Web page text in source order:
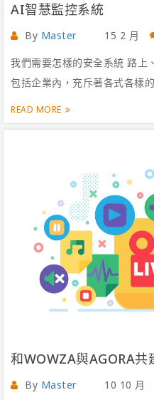
AI智慧監控系統
By Master 15 2 月
我們需要怎樣的安全系統 路上
包括企業內，充斥著各式各樣
READ MORE
和WOWZA與AGORA
By Master 10 10 月